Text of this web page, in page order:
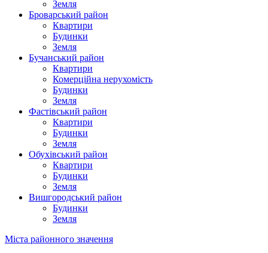
Земля
Броварський район
Квартири
Будинки
Земля
Бучанський район
Квартири
Комерційна нерухомість
Будинки
Земля
Фастівський район
Квартири
Будинки
Земля
Обухівський район
Квартири
Будинки
Земля
Вишгородський район
Будинки
Земля
Міста районного значення